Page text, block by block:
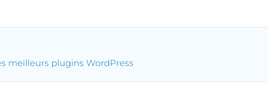
meilleurs plugins WordPress